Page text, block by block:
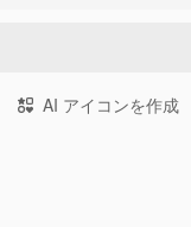
AI アイコンを作成